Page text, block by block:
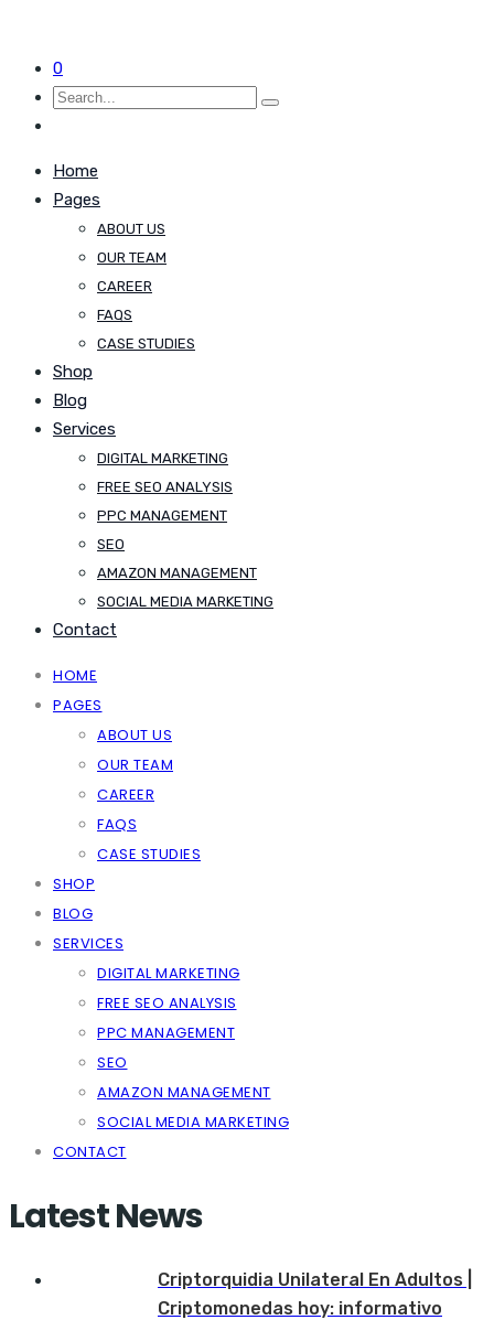
0
Home
Pages
ABOUT US
OUR TEAM
CAREER
FAQS
CASE STUDIES
Shop
Blog
Services
DIGITAL MARKETING
FREE SEO ANALYSIS
PPC MANAGEMENT
SEO
AMAZON MANAGEMENT
SOCIAL MEDIA MARKETING
Contact
HOME
PAGES
ABOUT US
OUR TEAM
CAREER
FAQS
CASE STUDIES
SHOP
BLOG
SERVICES
DIGITAL MARKETING
FREE SEO ANALYSIS
PPC MANAGEMENT
SEO
AMAZON MANAGEMENT
SOCIAL MEDIA MARKETING
CONTACT
Latest News
Criptorquidia Unilateral En Adultos |
Criptomonedas hoy: informativo